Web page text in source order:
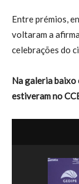
Entre prémios,
voltaram a
celebrações do
Na galeria baixo
estiveram no